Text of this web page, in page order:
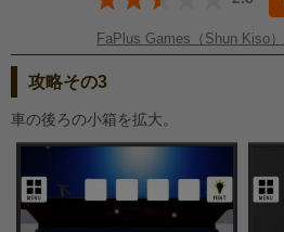
FaPlus Games（Shun Kiso）
攻略その3
車の後ろの小箱を拡大。